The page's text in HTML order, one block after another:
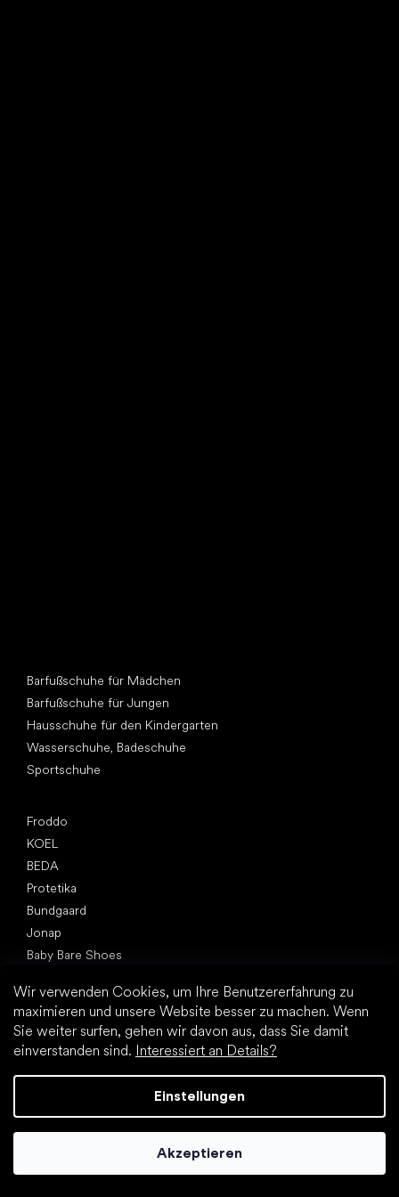
Wir verwenden Cookies, um Ihre Benutzererfahrung zu
maximieren und unsere Website besser zu machen. Wenn
Sie weiter surfen, gehen wir davon aus, dass Sie damit
einverstanden sind. Interessiert an Details?
Einstellungen
Akzeptieren
Barfußschuhe für Mädchen
Barfußschuhe für Jungen
Hausschuhe für den Kindergarten
Wasserschuhe, Badeschuhe
Sportschuhe
Froddo
KOEL
BEDA
Protetika
Bundgaard
Jonap
Baby Bare Shoes
Artikel
Frühlingssneakers und Canvas Sneakers 2025
Kinderhalbschuhe 2025
Babys erste Schuhe
Hausschuhe für den Kindergarten
Wie schnell wachsen Kinderfüße?
Natürliche Fußentwicklung von A bis Z